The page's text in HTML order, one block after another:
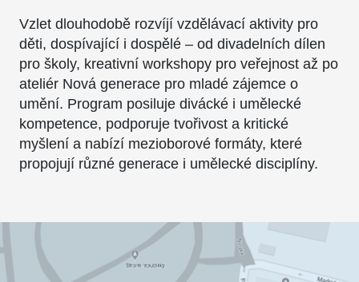
Vzlet dlouhodobě rozvíjí vzdělávací aktivity pro
děti, dospívající i dospělé – od divadelních dílen
pro školy, kreativní workshopy pro veřejnost až po
ateliér Nová generace pro mladé zájemce o
umění. Program posiluje divácké i umělecké
kompetence, podporuje tvořivost a kritické
myšlení a nabízí mezioborové formáty, které
propojují různé generace i umělecké disciplíny.